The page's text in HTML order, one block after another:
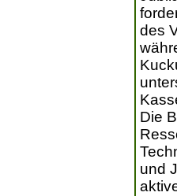
des
Die
und